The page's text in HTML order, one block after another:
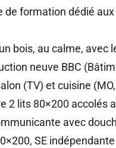
de formation dédié
bois, au calme,
neuve BBC
(TV) et cuisine
2 lits 80×200 accolés
avec
SE